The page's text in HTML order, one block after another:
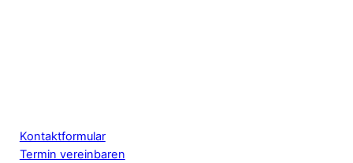
Kontaktformular
Termin vereinbaren